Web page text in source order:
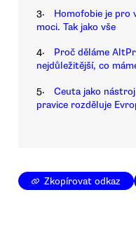
3.
Homofobie je pro
moci. Tak jako vše
4.
Proč děláme
nejdůležitější, co
5.
Ceuta jako
pravice rozděluje
Zkopírovat odkaz